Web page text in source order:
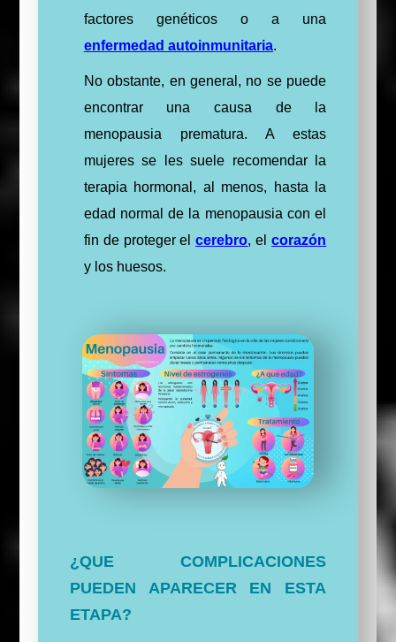
factores genéticos o a una
enfermedad autoinmunitaria.
No obstante, en general, no se puede
encontrar una causa de la
menopausia prematura. A estas
mujeres se les suele recomendar la
terapia hormonal, al menos, hasta la
edad normal de la menopausia con el
fin de proteger elcerebro, elcorazón
y los huesos.
¿QUE COMPLICACIONES
PUEDEN APARECER EN ESTA
ETAPA?